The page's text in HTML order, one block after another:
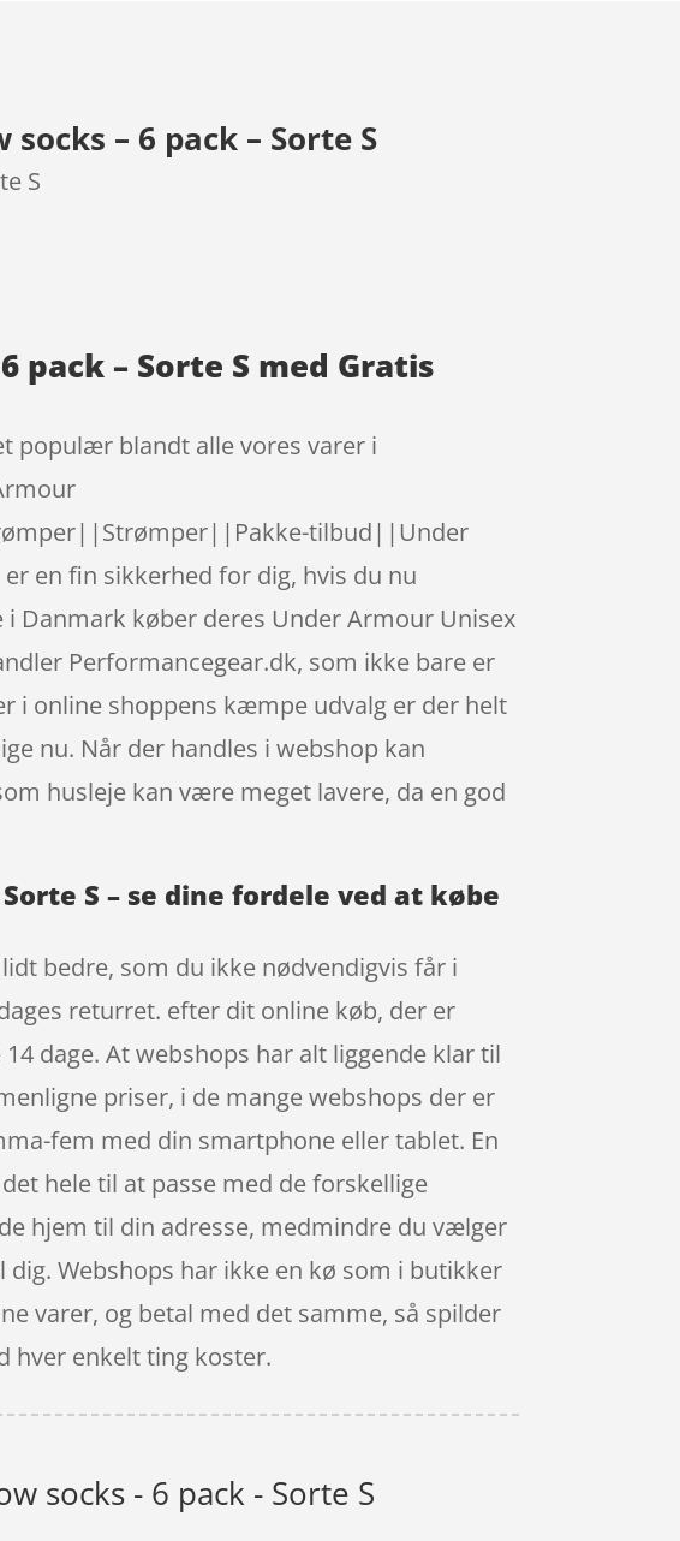
– 6 pack – Sorte S
S
pack – Sorte S med Gratis
populær blandt alle vores varer i
tilbud||Under
en fin sikkerhed for dig, hvis du nu
Danmark køber deres Under Armour Unisex
Performancegear.dk, som ikke bare er
i online shoppens kæmpe udvalg er der helt
nu. Når der handles i webshop kan
husleje kan være meget lavere, da en god
S – se dine fordele ved at købe
bedre, som du ikke nødvendigvis får i
returret. efter dit online køb, der er
dage. At webshops har alt liggende klar til
priser, i de mange webshops der er
fem med din smartphone eller tablet. En
hele til at passe med de forskellige
hjem til din adresse, medmindre du vælger
Webshops har ikke en kø som i butikker
varer, og betal med det samme, så spilder
hver enkelt ting koster.
socks - 6 pack - Sorte S